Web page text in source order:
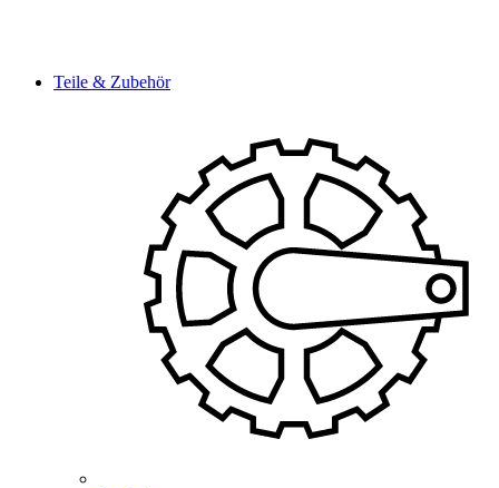
Teile & Zubehör